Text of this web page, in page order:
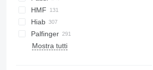
Premium
T-series
S-series
Terberg
VM
HMF
Hiab
Palfinger
Mostra tutti